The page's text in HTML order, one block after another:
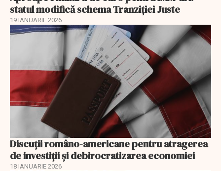
statul modifică schema Tranziției Juste
19 IANUARIE 2026
Discuţii româno-americane pentru atragerea
de investiţii şi debirocratizarea economiei
18 IANUARIE 2026